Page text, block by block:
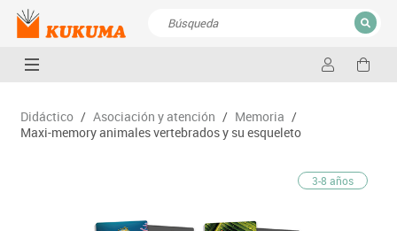
CERRAR
Didáctico / Asociación y atención / Memoria /
Maxi-memory animales vertebrados y su esqueleto
3-8 años